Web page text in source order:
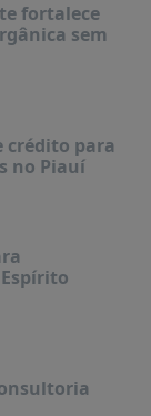
fortalece
sem
crédito para
no Piauí